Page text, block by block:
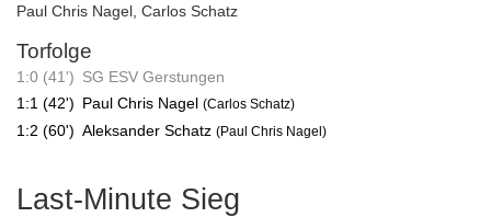
Paul Chris Nagel Carlos Schatz
Torfolge
1:0 (41') SG ESV Gerstungen
1:1 (42') Paul Chris Nagel (Carlos Schatz)
1:2 (60') Aleksander Schatz (Paul Chris Nagel)
Last-Minute Sieg